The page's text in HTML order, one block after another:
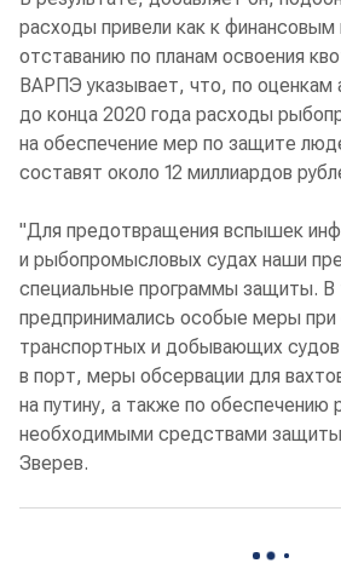
расходы привели как к финансовым
отставанию по планам освоения
ВАРПЭ указывает, что, по оценкам
до конца 2020 года расходы
на обеспечение мер по защите
составят около 12 миллиардов
"Для предотвращения вспышек
и рыбопромысловых судах наши
специальные программы защиты. В
предпринимались особые меры
транспортных и добывающих судов
в порт, меры обсервации для
на путину, а также по обеспечению
необходимыми средствами
Зверев.